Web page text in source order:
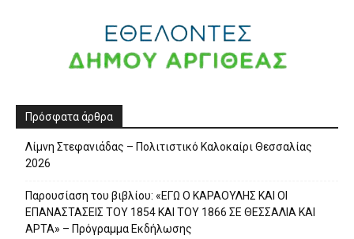
Πρόσφατα άρθρα
Λίμνη Στεφανιάδας – Πολιτιστικό Καλοκαίρι Θεσσαλίας
2026
Παρουσίαση του βιβλίου: «ΕΓΩ Ο ΚΑΡΑΟΥΛΗΣ ΚΑΙ ΟΙ
ΕΠΑΝΑΣΤΑΣΕΙΣ ΤΟΥ 1854 ΚΑΙ ΤΟΥ 1866 ΣΕ ΘΕΣΣΑΛΙΑ ΚΑΙ
ΑΡΤΑ» – Πρόγραμμα Εκδήλωσης